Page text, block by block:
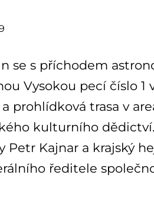
se s příchodem
Vysokou pecí číslo 1
prohlídková trasa v
kulturního
Kajnar a krajský
ředitele